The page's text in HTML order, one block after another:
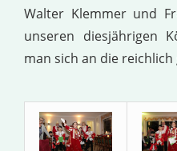
Walter Klemmer und
unseren diesjährigen
man sich an die reichlich